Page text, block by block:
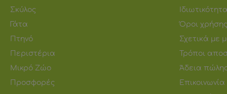
Σκύλος
Γάτα
Πτηνό
Περιστέρια
Μικρό Ζώο
Προσφορές
Ιδιωτικότητα
Όροι χρήσης
Σχετικά με
Τρόποι
Άδεια
Επικοινωνία